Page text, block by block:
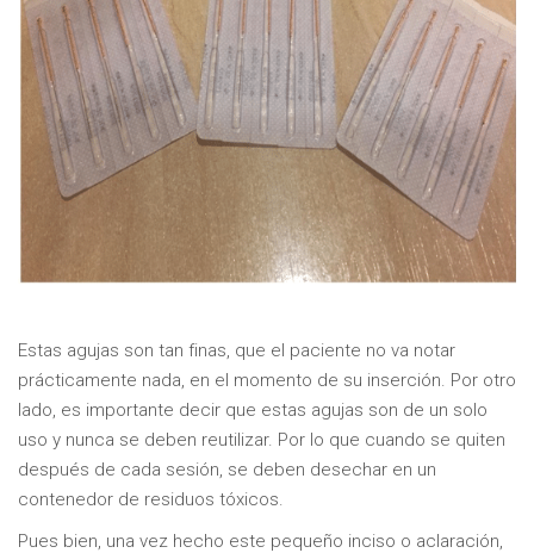
Estas agujas son tan finas, que el paciente no va notar
prácticamente nada, en el momento de su inserción. Por otro
lado, es importante decir que estas agujas son de un solo
uso y nunca se deben reutilizar. Por lo que cuando se quiten
después de cada sesión, se deben desechar en un
contenedor de residuos tóxicos.
Pues bien, una vez hecho este pequeño inciso o aclaración,